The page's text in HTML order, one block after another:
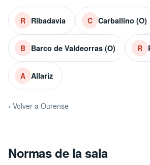
R Ribadavia C Carballino (O)
B Barco de Valdeorras (O) R
A Allariz
‹ Volver a Ourense
Normas de la sala